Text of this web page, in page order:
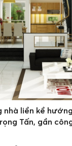
nhà liền kề
Tấn, gần